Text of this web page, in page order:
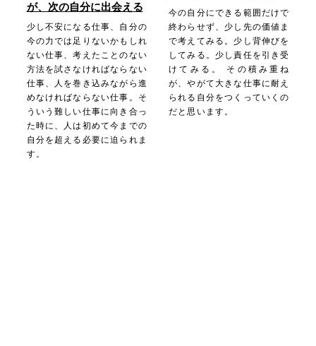
が、次の自分に出会える
少し不安になる仕事、自分の
今の力では足りないかもしれ
ない仕事、考えたことのない
方法を試さなければならない
仕事、人を巻き込みながら進
めなければならない仕事。そ
ういう難しい仕事に向き合っ
た時に、人は初めて今までの
自分を超える必要に迫られま
す。
今の自分にできる範囲だけで
終わらせず、少し先の価値ま
で考えてみる。少し背伸びを
してみる。少し責任を引き受
けてみる。 その積み重ね
が、やがて大きな仕事に耐え
られる自分をつくっていくの
だと思います。